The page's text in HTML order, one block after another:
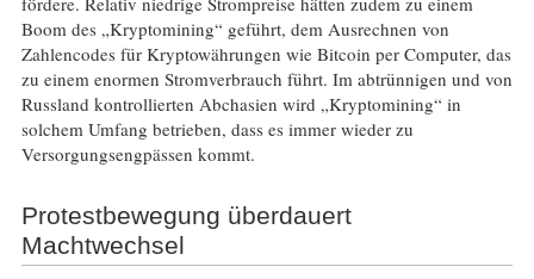
Boom des „Kryptomining“ geführt, dem Ausrechnen von
Zahlencodes für Kryptowährungen wie Bitcoin per Computer, das
zu einem enormen Stromverbrauch führt. Im abtrünnigen und von
Russland kontrollierten Abchasien wird „Kryptomining“ in
solchem Umfang betrieben, dass es immer wieder zu
Versorgungsengpässen kommt.
Protestbewegung überdauert
Machtwechsel